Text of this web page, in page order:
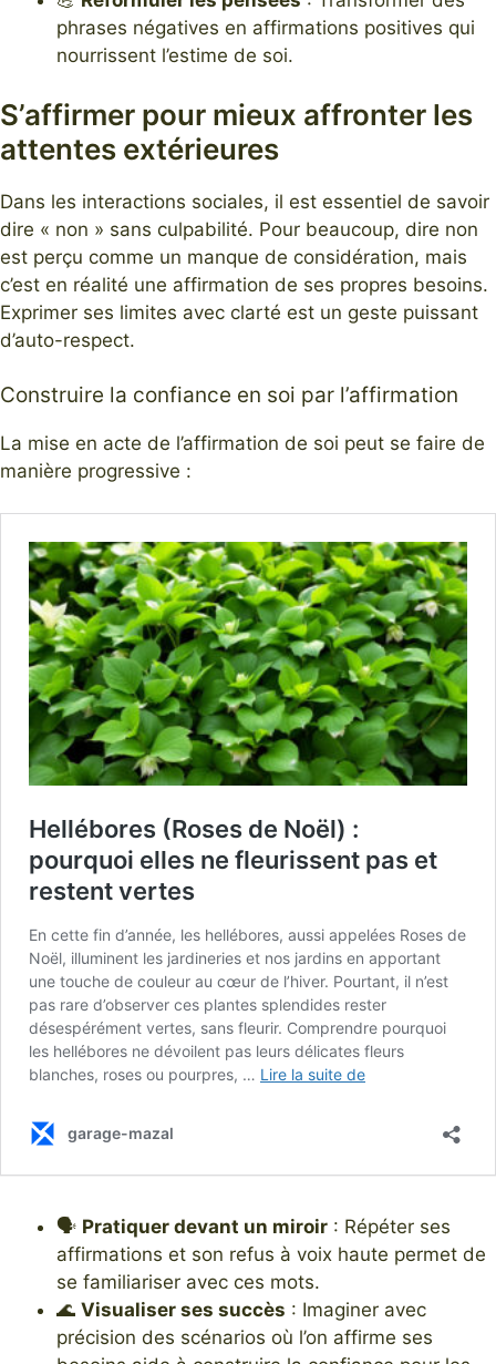
phrases négatives en affirmations positives qui
nourrissent l’estime de soi.
S’affirmer pour mieux affronter les
attentes extérieures
Dans les interactions sociales, il est essentiel de savoir
dire « non » sans culpabilité. Pour beaucoup, dire non
est perçu comme un manque de considération, mais
c’est en réalité une affirmation de ses propres besoins.
Exprimer ses limites avec clarté est un geste puissant
d’auto-respect.
Construire la confiance en soi par l’affirmation
La mise en acte de l’affirmation de soi peut se faire de
manière progressive :
🗣️ Pratiquer devant un miroir : Répéter ses
affirmations et son refus à voix haute permet de
se familiariser avec ces mots.
🌊 Visualiser ses succès : Imaginer avec
précision des scénarios où l’on affirme ses